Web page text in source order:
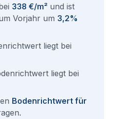
338 €/m² und ist
Vorjahr um 3,2%
liegt bei
liegt bei
Bodenrichtwert für